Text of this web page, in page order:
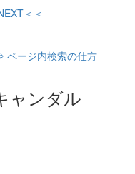
＜＜
ページ内検索の仕方
ャンダル